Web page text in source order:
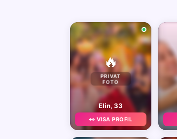
🔥
PRIVAT
FOTO
Elin, 33
👀 VISA PROFIL